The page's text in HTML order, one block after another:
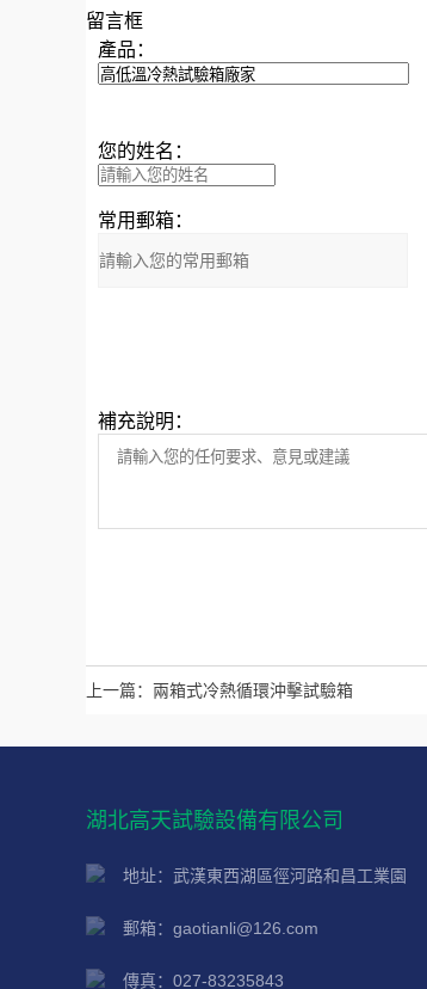
留言框
產品：
您的姓名：
常用郵箱：
補充說明：
上一篇： 兩箱式冷熱循環沖擊試驗箱
湖北高天試驗設備有限公司
地址：武漢東西湖區徑河路和昌工業園
郵箱：gaotianli@126.com
傳真：027-83235843